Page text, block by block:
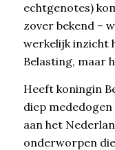
echtgenotes)
zover bekend –
werkelijk inzicht
Belasting, maar
Heeft koningin
diep
aan het
onderworpen